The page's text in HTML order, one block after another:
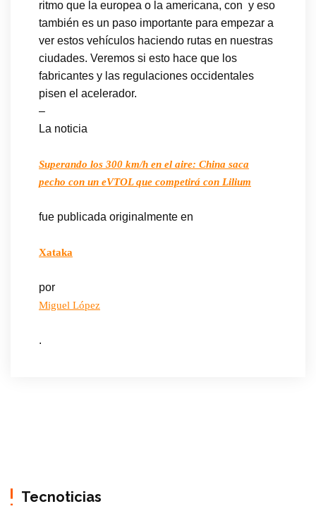
ritmo que la europea o la americana, con y eso
también es un paso importante para empezar a
ver estos vehículos haciendo rutas en nuestras
ciudades. Veremos si esto hace que los
fabricantes y las regulaciones occidentales
pisen el acelerador.
–
La noticia
Superando los 300 km/h en el aire: China saca
pecho con un eVTOL que competirá con Lilium
fue publicada originalmente en
Xataka
por
Miguel López
.
Tecnoticias